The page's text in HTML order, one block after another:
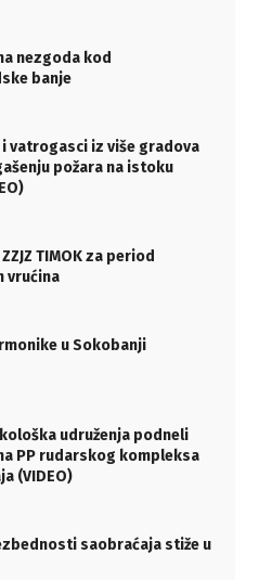
nezgoda kod
banje
vatrogasci iz više gradova
požara na istoku
TIMOK za period
vrućina
u Sokobanji
udruženja podneli
PP rudarskog kompleksa
(VIDEO)
saobraćaja stiže u